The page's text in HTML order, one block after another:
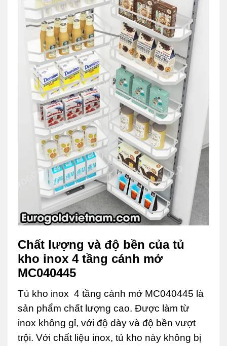
Chất lượng và độ bền của tủ
kho inox 4 tầng cánh mở
MC040445
Tủ kho inox 4 tầng cánh mở MC040445 là
sản phẩm chất lượng cao. Được làm từ
inox không gỉ, với độ dày và độ bền vượt
trội. Với chất liệu inox, tủ kho này không bị